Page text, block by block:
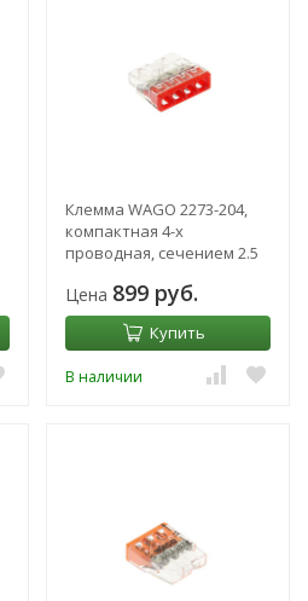
Клемма WAGO 2273-204,
компактная 4-х
проводная, сечением 2.5
100 шт
Цена 899 руб.
Купить
В наличии